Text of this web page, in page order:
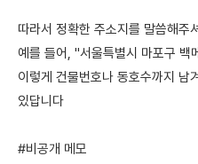
따라서 정확한 주소지를 말씀해주
예를 들어, "서울특별시 마포구 백
이렇게 건물번호나 동호수까지 남
있답니다
#비공개 메모